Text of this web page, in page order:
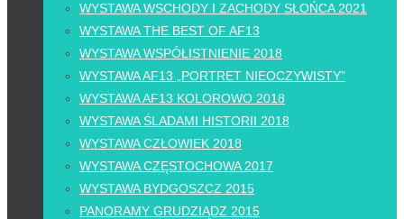
WYSTAWA WSCHODY I ZACHODY SŁOŃCA 2021
WYSTAWA THE BEST OF AF13
WYSTAWA WSPÓŁISTNIENIE 2018
WYSTAWA AF13 „PORTRET NIEOCZYWISTY”
WYSTAWA AF13 KOLOROWO 2018
WYSTAWA ŚLADAMI HISTORII 2018
WYSTAWA CZŁOWIEK 2018
WYSTAWA CZĘSTOCHOWA 2017
WYSTAWA BYDGOSZCZ 2015
PANORAMY GRUDZIĄDZ 2015